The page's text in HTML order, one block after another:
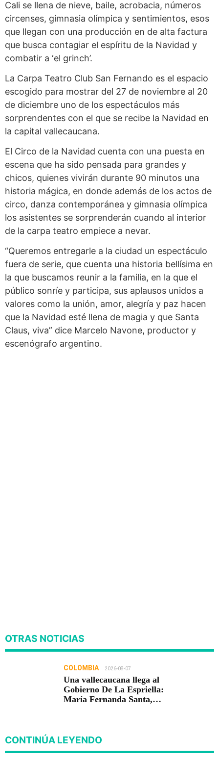
Cali se llena de nieve, baile, acrobacia, números
circenses, gimnasia olímpica y sentimientos, esos
que llegan con una producción en de alta factura
que busca contagiar el espíritu de la Navidad y
combatir a ‘el grinch’.
La Carpa Teatro Club San Fernando es el espacio
escogido para mostrar del 27 de noviembre al 20
de diciembre uno de los espectáculos más
sorprendentes con el que se recibe la Navidad en
la capital vallecaucana.
El Circo de la Navidad cuenta con una puesta en
escena que ha sido pensada para grandes y
chicos, quienes vivirán durante 90 minutos una
historia mágica, en donde además de los actos de
circo, danza contemporánea y gimnasia olímpica
los asistentes se sorprenderán cuando al interior
de la carpa teatro empiece a nevar.
“Queremos entregarle a la ciudad un espectáculo
fuera de serie, que cuenta una historia bellísima en
la que buscamos reunir a la familia, en la que el
público sonríe y participa, sus aplausos unidos a
valores como la unión, amor, alegría y paz hacen
que la Navidad esté llena de magia y que Santa
Claus, viva” dice Marcelo Navone, productor y
escenógrafo argentino.
OTRAS NOTICIAS
COLOMBIA 2026-08-07
Una vallecaucana llega al
Gobierno De La Espriella:
María Fernanda Santa,
CONTINÚA LEYENDO